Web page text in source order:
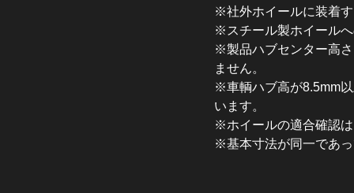
※社外ホイールに装着
※スチール製ホイール
※製品ハブセンター高
ません。
※車輌ハブ高が8.5mm
います。
※ホイールの適合確認
※基本寸法が同一であ